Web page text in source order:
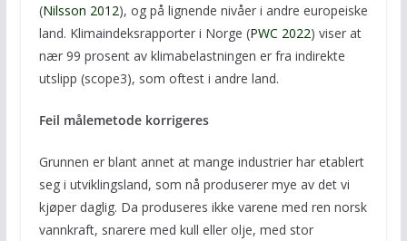
(Nilsson 2012), og på lignende nivåer i andre europeiske
land. Klimaindeksrapporter i Norge (PWC 2022) viser at
nær 99 prosent av klimabelastningen er fra indirekte
utslipp (scope3), som oftest i andre land.
Feil målemetode korrigeres
Grunnen er blant annet at mange industrier har etablert
seg i utviklingsland, som nå produserer mye av det vi
kjøper daglig. Da produseres ikke varene med ren norsk
vannkraft, snarere med kull eller olje, med stor